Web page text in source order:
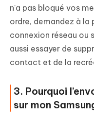
n'a pas bloqué vos
ordre, demandez à la
connexion réseau ou
aussi essayer de
contact et de la
3. Pourquoi
sur mon